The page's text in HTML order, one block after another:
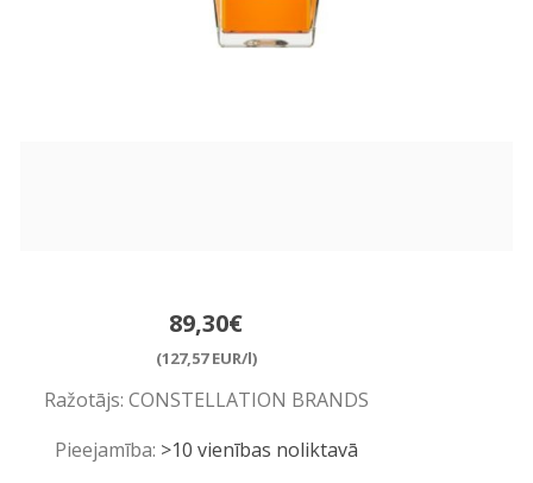
89,30€
(127,57 EUR/l)
Ražotājs: CONSTELLATION BRANDS
Pieejamība: >10 vienības noliktavā